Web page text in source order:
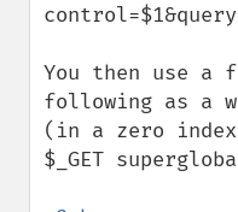
You then use a
following as a
(in a zero
$_GET